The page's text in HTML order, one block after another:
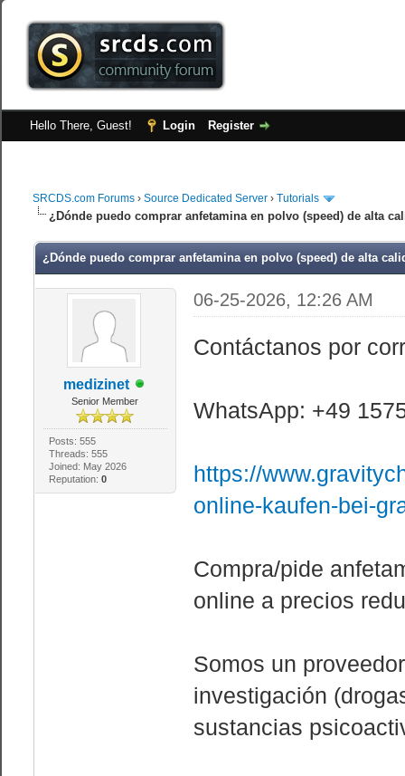
Hello There, Guest! Login Register
SRCDS.com Forums ›Source Dedicated Server ›Tutorials
¿Dónde puedo comprar anfetamina en polvo (speed) de alta
¿Dónde puedo comprar anfetamina en polvo (speed) de alta
medizinet
Senior Member
Posts: 555
Threads: 555
Joined: May 2026
Reputation: 0
06-25-2026, 12:26 AM
Contáctanos por
WhatsApp: +49
https://
online-kaufen-bei-
Compra/pide
online a precios
Somos un
investigación
sustancias